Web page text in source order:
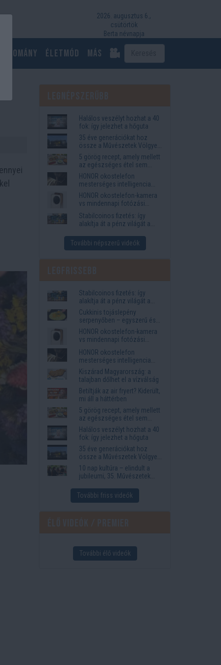
2026. augusztus 6.,
csütörtök
Berta névnapja
Életmód más
Halálos veszélyt hozhat a 40
fok: így jelezhet a hőguta
35 éve generációkat hoz
össze a Művészetek Völgye
– megvan a 2027-es időpont
és a bérletár
5 görög recept, amely mellett
az egészséges étel sem
tűnik lemondásnak
HONOR okostelefon
mesterséges intelligencia
funkciók, amelyek
megkönnyítik az életet
HONOR okostelefon-kamera
vs mindennapi fotózási
igények
Stabilcoinos fizetés: így
alakítja át a pénz világát a
Western Union
További népszerű videók
Stabilcoinos fizetés: így
alakítja át a pénz világát a
Visa, a Mastercard és a
Western Union
Cukkinis tojáslepény
serpenyőben – egyszerű és
laktató vacsora
HONOR okostelefon-kamera
vs mindennapi fotózási
igények
HONOR okostelefon
mesterséges intelligencia
funkciók, amelyek
megkönnyítik az életet
Kiszárad Magyarország: a
talajban dőlhet el a vízválság
Betiltják az air fryert? Kiderült,
mi áll a háttérben
5 görög recept, amely mellett
az egészséges étel sem
tűnik lemondásnak
Halálos veszélyt hozhat a 40
fok: így jelezhet a hőguta
35 éve generációkat hoz
össze a Művészetek Völgye
– megvan a 2027-es időpont
és a bérletár
10 nap kultúra – elindult a
jubileumi, 35. Művészetek
További friss videók
További élő videók